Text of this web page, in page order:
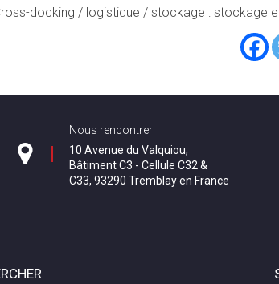
docking / logistique / stockage : stockage
Nous rencontrer
10 Avenue du Valquiou,
Bâtiment C3 - Cellule C32 &
C33, 93290 Tremblay en France